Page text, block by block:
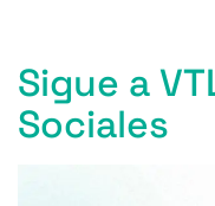
Sigue a
Sociales